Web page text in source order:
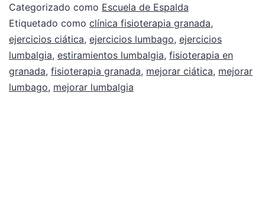
Categorizado como Escuela de Espalda
Etiquetado como clínica fisioterapia granada,
ejercicios ciática, ejercicios lumbago, ejercicios
lumbalgia, estiramientos lumbalgia, fisioterapia en
granada, fisioterapia granada, mejorar ciática, mejorar
lumbago, mejorar lumbalgia